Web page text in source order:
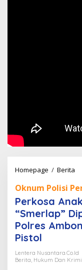
Homepage / Berita
Oknum Polisi
Perkosa
“Smerlap”
Polres
Pistol
Lentera Nusantara.Co.Id
Berita Hukum Dan